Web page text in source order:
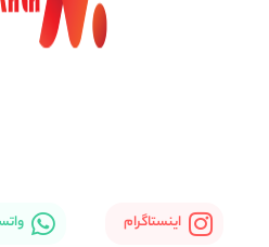
اینستاگرام